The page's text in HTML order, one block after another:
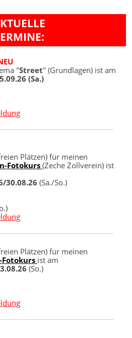
"Street" (Grundlagen) ist am
(Sa.)
Plätzen) für meinen
Fotokurs (Zeche Zollverein) ist
30.08.26 (Sa./So.)
Plätzen) für meinen
ist am
(So.)